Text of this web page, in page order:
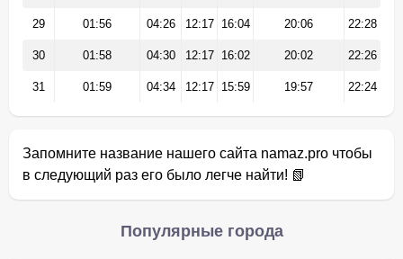
29 01:56 04:26 12:17 16:04 20:06 22:28
30 01:58 04:30 12:17 16:02 20:02 22:26
31 01:59 04:34 12:17 15:59 19:57 22:24
Запомните название нашего сайта namaz.pro чтобы
в следующий раз его было легче найти! 📗
Популярные города